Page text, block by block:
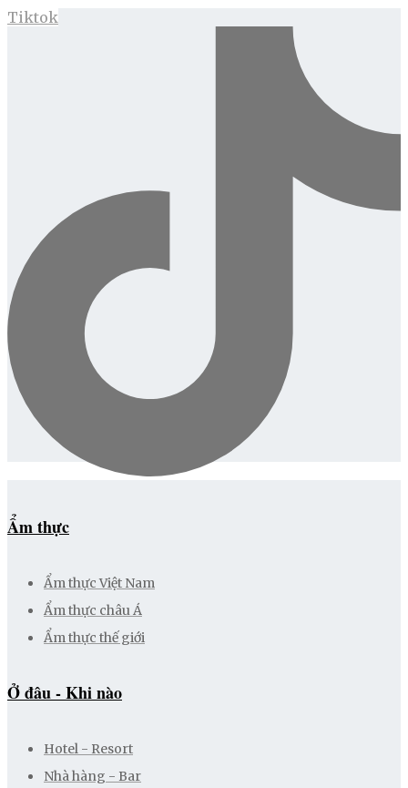
Tiktok
Ẩm thực
Ẩm thực Việt Nam
Ẩm thực châu Á
Ẩm thực thế giới
Ở đâu - Khi nào
Hotel - Resort
Nhà hàng - Bar